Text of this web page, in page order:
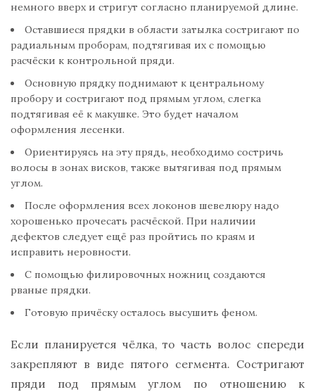
немного вверх и стригут согласно планируемой длине.
Оставшиеся прядки в области затылка состригают по
радиальным проборам, подтягивая их с помощью
расчёски к контрольной пряди.
Основную прядку поднимают к центральному
пробору и состригают под прямым углом, слегка
подтягивая её к макушке. Это будет началом
оформления лесенки.
Ориентируясь на эту прядь, необходимо состричь
волосы в зонах висков, также вытягивая под прямым
углом.
После оформления всех локонов шевелюру надо
хорошенько прочесать расчёской. При наличии
дефектов следует ещё раз пройтись по краям и
исправить неровности.
С помощью филировочных ножниц создаются
рваные прядки.
Готовую причёску осталось высушить феном.
Если планируется чёлка, то часть волос спереди
закрепляют в виде пятого сегмента. Состригают
пряди под прямым углом по отношению к